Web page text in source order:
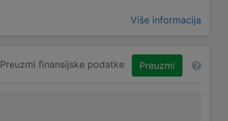
Više informacija
Preuzmi finansijske podatke Preuzmi